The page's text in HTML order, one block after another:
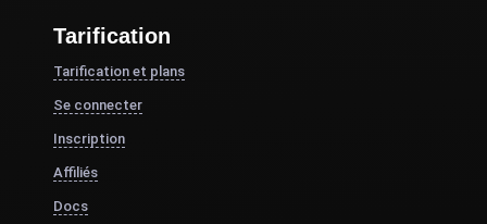
Tarification
Tarification et plans
Se connecter
Inscription
Affiliés
Docs